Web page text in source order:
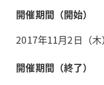
開催期間（開始）
2017年11月2日（木）
開催期間（終了）